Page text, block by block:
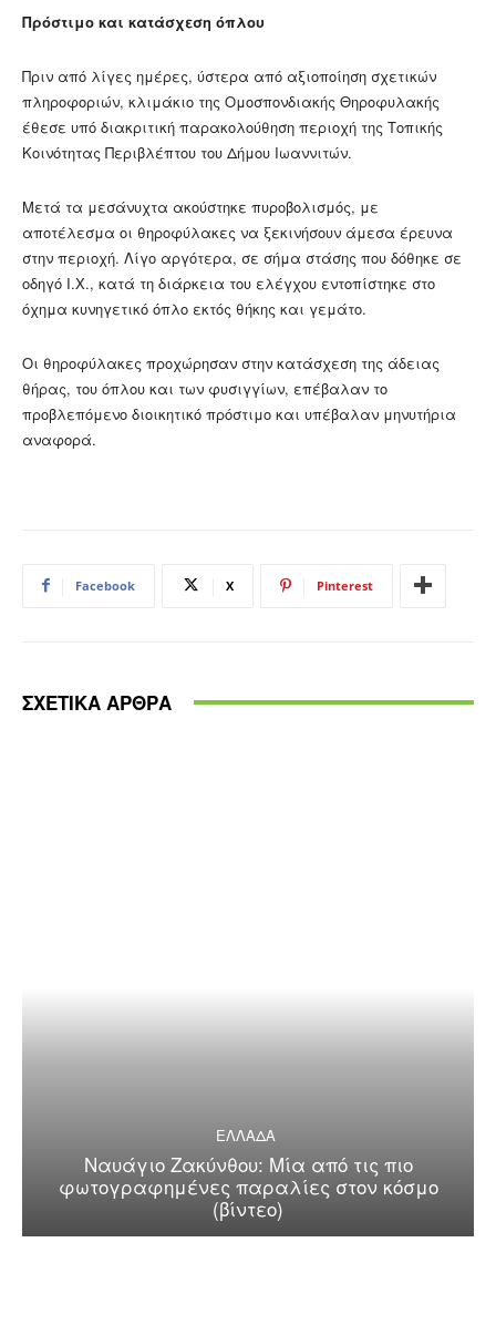
Πρόστιμο και κατάσχεση όπλου
Πριν από λίγες ημέρες, ύστερα από αξιοποίηση σχετικών
πληροφοριών, κλιμάκιο της Ομοσπονδιακής Θηροφυλακής
έθεσε υπό διακριτική παρακολούθηση περιοχή της Τοπικής
Κοινότητας Περιβλέπτου του Δήμου Ιωαννιτών.
Μετά τα μεσάνυχτα ακούστηκε πυροβολισμός, με
αποτέλεσμα οι θηροφύλακες να ξεκινήσουν άμεσα έρευνα
στην περιοχή. Λίγο αργότερα, σε σήμα στάσης που δόθηκε σε
οδηγό Ι.Χ., κατά τη διάρκεια του ελέγχου εντοπίστηκε στο
όχημα κυνηγετικό όπλο εκτός θήκης και γεμάτο.
Οι θηροφύλακες προχώρησαν στην κατάσχεση της άδειας
θήρας, του όπλου και των φυσιγγίων, επέβαλαν το
προβλεπόμενο διοικητικό πρόστιμο και υπέβαλαν μηνυτήρια
αναφορά.
Facebook X Pinterest
ΣΧΕΤΙΚΑ ΑΡΘΡΑ
ΕΛΛΑΔΑ
Ναυάγιο Ζακύνθου: Μία από τις πιο
φωτογραφημένες παραλίες στον κόσμο
(βίντεο)